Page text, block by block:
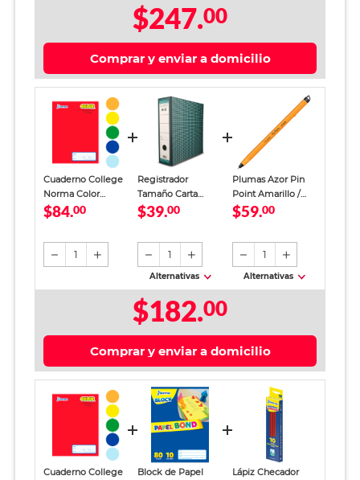
$247.00
Comprar y enviar a domicilio
Cuaderno College
Norma Color
Cuadro Chico 100
$84.00
1
Registrador
Tamaño Carta
Office Depot
$39.00
1
Alternativas
Plumas Azor Pin
Point Amarillo /
Punto fino / Tinta
$59.00
1
Alternativas
$182.00
Comprar y enviar a domicilio
Cuaderno College
Block de Papel
Lápiz Checador